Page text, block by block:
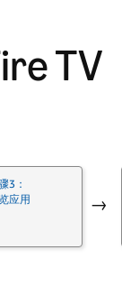
TV
3：
应用
→